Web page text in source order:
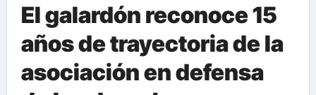
El galardón reconoce 15
años de trayectoria de la
asociación en defensa